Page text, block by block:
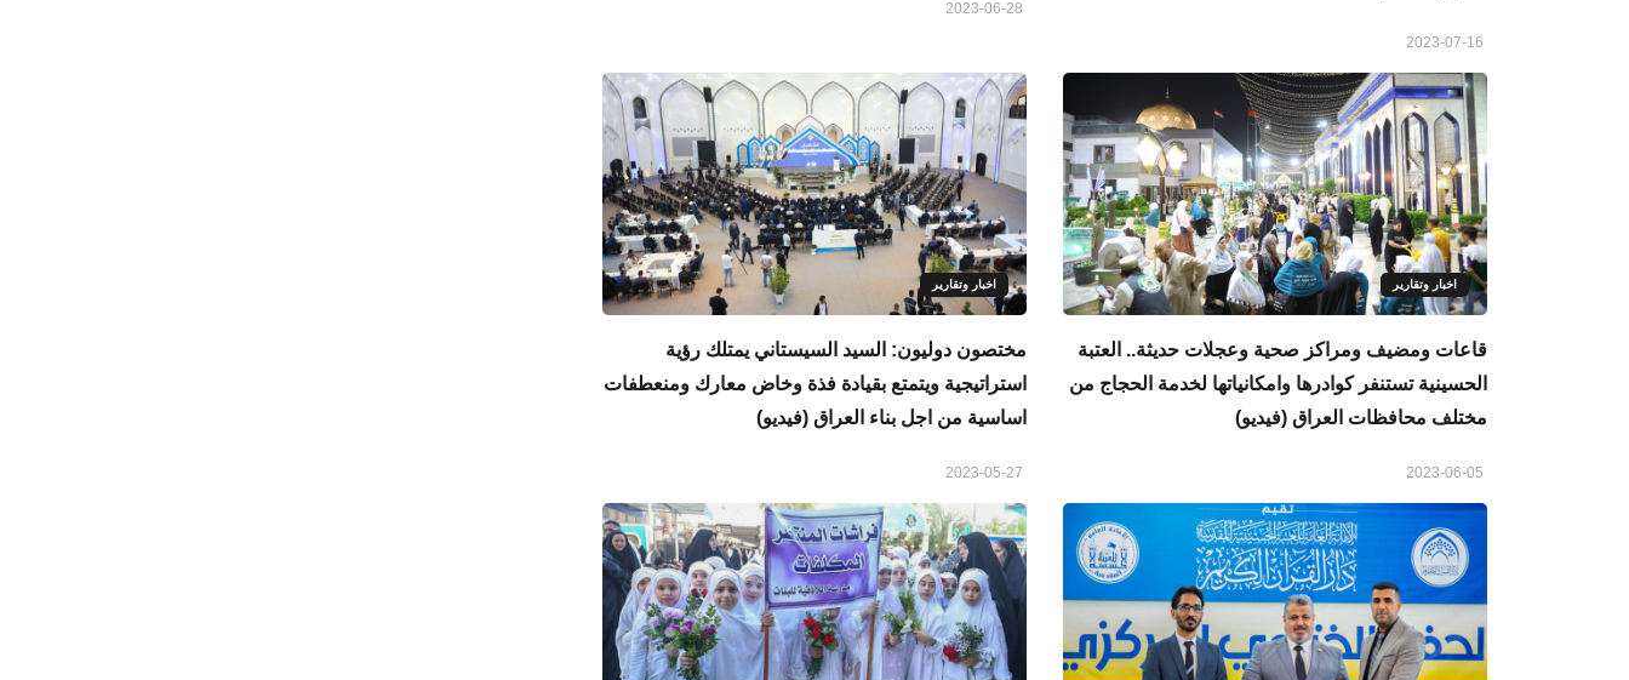
اخبار وتقارير
قاعات ومضيف ومراكز صحية وعجلات حديثة.. العتبة
الحسينية تستنفر كوادرها وامكانياتها لخدمة الحجاج من
مختلف محافظات العراق (فيديو)
اخبار وتقارير
مختصون دوليون: السيد السيستاني يمتلك رؤية
استراتيجية ويتمتع بقيادة فذة وخاض معارك ومنعطفات
اساسية من اجل بناء العراق (فيديو)